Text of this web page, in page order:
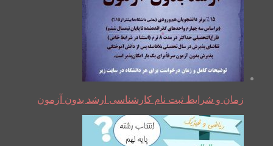
زمان و شرایط ثبت نام کارشناسی ارشد بدون آزمون